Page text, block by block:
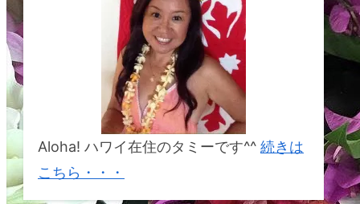
B%E3%83%8A&crid=1BSI
2S5YCDR6W&keywords=
%E5%B9%B8%E3%81%9
B%E3%81%AB%E3%81%
AA%E3%82%8C%E3%82
%8B%E5%B3%B6%E3%8
2%AB%E3%82%A6%E3%
82%A2%E3%82%A4&qid
=1692833214&sprefix=%
E5%B9%B8%E3%81%9B
%E3%81%AB%E3%81%A
Aloha! ハワイ在住のタミーです^^ 続きは
こちら・・・